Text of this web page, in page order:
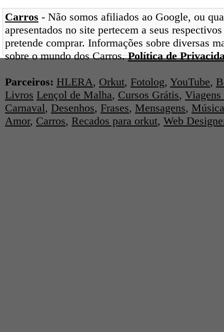
Carros - Não somos afiliados ao Google, ou
apresentados no site pertecem a seus
pretende comprar. Informações sobre diversas
sobre o mundo dos Carros.Política de
Parceiros: HLERA, Orkut, Fotolog, YouTube,
Livros Lençol de Malha, Cursos Grátis, Viagens
Carnaval, Desenhos, Frases, Mensagens,
Amor, Carros, Recados para orkut, Web